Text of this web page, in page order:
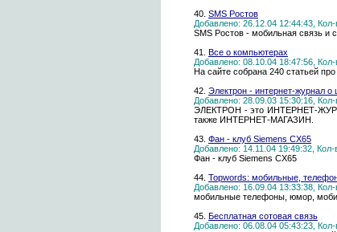
40. SMS Ростов
Добавлено: 26.12.04 12:44:43,
SMS Ростов - мобильная связь
41. Все о компьютерах
Добавлено: 08.10.04 18:47:56,
На сайте собрана 240 статьей
42. Электрон - интернет-журнал
Добавлено: 28.09.03 15:30:16,
ЭЛЕКТРОН - это ИНТЕРНЕТ-
также ИНТЕРНЕТ-МАГАЗИН.
43. Фан - клуб Siemens CX65
Добавлено: 14.11.04 19:49:32,
Фан - клуб Siemens CX65
44. Topwords: мобильные,
Добавлено: 16.09.04 13:33:38,
мобильные телефоны, юмор,
45. Бесплатная сотовая связь
Добавлено: 06.08.04 05:43:23,